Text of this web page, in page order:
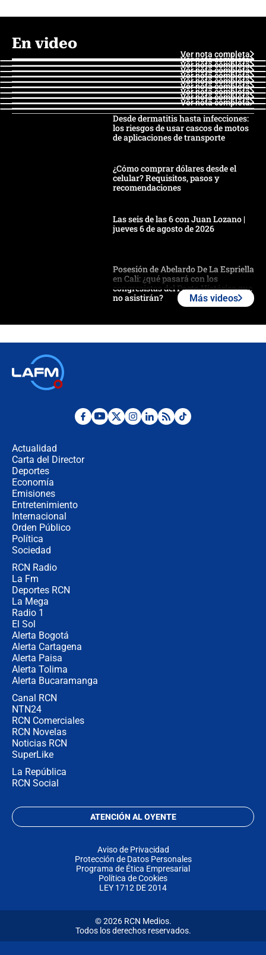
En video
Ver nota completa
Ver nota completa
Ver nota completa
Ver nota completa
Ver nota completa
Ver nota completa
Ver nota completa
Ver nota completa
Ver nota completa
Ver nota completa
Desde dermatitis hasta infecciones:
los riesgos de usar cascos de motos
de aplicaciones de transporte
¿Cómo comprar dólares desde el
celular? Requisitos, pasos y
recomendaciones
Las seis de las 6 con Juan Lozano |
jueves 6 de agosto de 2026
Posesión de Abelardo De La Espriella
en Cali: ¿qué pasará con los
congresistas del Pacto Histórico que
no asistirán?
¿Por qué De la Espriella gobernará
Más videos
Actualidad
Carta del Director
Deportes
Economía
Emisiones
Entretenimiento
Internacional
Orden Público
Política
Sociedad
RCN Radio
La Fm
Deportes RCN
La Mega
Radio 1
El Sol
Alerta Bogotá
Alerta Cartagena
Alerta Paisa
Alerta Tolima
Alerta Bucaramanga
Canal RCN
NTN24
RCN Comerciales
RCN Novelas
Noticias RCN
SuperLike
La República
RCN Social
ATENCIÓN AL OYENTE
Aviso de Privacidad
Protección de Datos Personales
Programa de Ética Empresarial
Política de Cookies
LEY 1712 DE 2014
© 2026 RCN Medios.
Todos los derechos reservados.